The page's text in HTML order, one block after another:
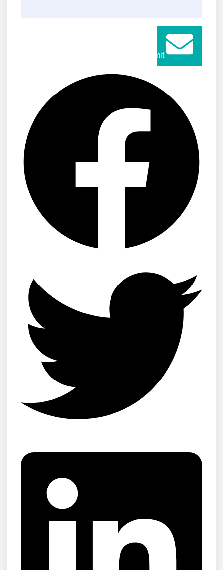
Submit